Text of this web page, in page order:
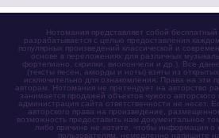
Нотомания представляет собой
разрабатывается с целью предоставления
популярных произведений классической и
основе в переложениях для различных
фортепиано, скрипки, виолончели и др.). Все
(тексты песен, аккорды и ноты) взяты из
исключительно для ознакомления. Права на эти
авторам. Нотомания не претендует на авторство
занимается продажей объектов чужого
администрация сайта ответственности не несет.
авторского права на произведение,
возможность предоставить нам документальное
либо причине не хотите, чтобы информация
пользователям, немедленно напишите